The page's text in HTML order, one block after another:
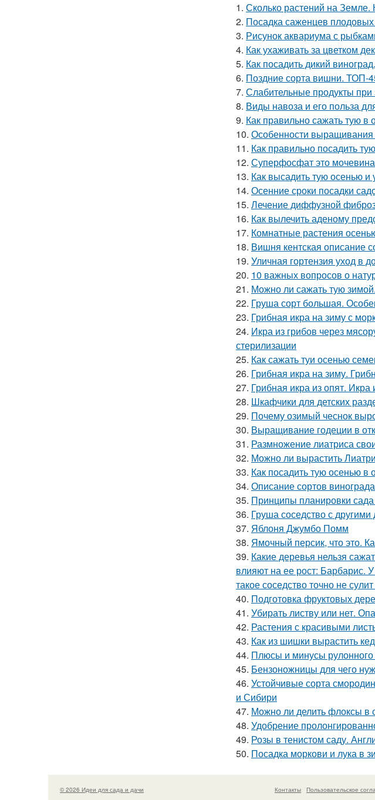
1. Сколько растений на
2. Посадка саженцев
3. Рисунок аквариума с
4. Как ухаживать за цветком
5. Как посадить дикий
6. Поздние сорта вишни. ТОП-
7. Слабительные продукты при
8. Виды навоза и его польза
9. Как правильно сажать тую в
10. Особенности выращивания
11. Как правильно посадить
12. Суперфосфат это
13. Как высадить тую осенью и
14. Осенние сроки посадки
15. Лечение диффузной
16. Как вылечить аденому
17. Комнатные растения
18. Вишня кентская описание
19. Уличная гортензия уход в
20. 10 важных вопросов о
21. Можно ли сажать тую
22. Груша сорт большая.
23. Грибная икра на зиму с
24. Икра из грибов через
стерилизации
25. Как сажать туи осенью
26. Грибная икра на зиму.
27. Грибная икра из опят.
28. Шкафчики для детских
29. Почему озимый чеснок
30. Выращивание годеции в
31. Размножение лиатриса
32. Можно ли вырастить
33. Как посадить тую осенью
34. Описание сортов
35. Принципы планировки сада
36. Груша соседство с
37. Яблоня Джумбо Помм
38. Ямочный персик, что это.
39. Какие деревья нельзя
влияют на ее рост: Барбарис.
такое соседство точно не
40. Подготовка фруктовых
41. Убирать листву или нет.
42. Растения с красивыми
43. Как из шишки вырастить
44. Плюсы и минусы рулонного
45. Бензоножницы для чего
46. Устойчивые сорта
и Сибири
47. Можно ли делить флоксы в
48. Удобрение
49. Розы в тенистом саду.
50. Посадка моркови и лука в
© 2026 Идеи для сада и дачи Контакты
Пользовательское